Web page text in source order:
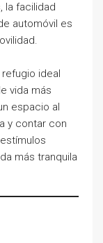
la facilidad
automóvil es
ideal
vida más
espacio al
y contar con
más tranquila